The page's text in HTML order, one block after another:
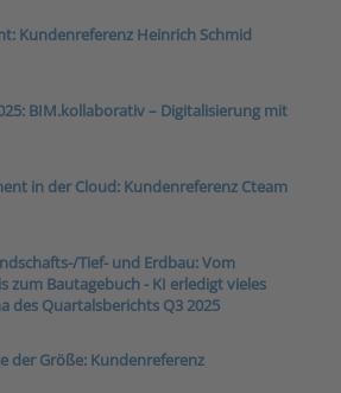
Kundenreferenz Heinrich Schmid
BIM.kollaborativ – Digitalisierung mit
in der Cloud: Kundenreferenz Cteam
Tief- und Erdbau: Vom
zum Bautagebuch - KI erledigt vieles
des Quartalsberichts Q3 2025
der Größe: Kundenreferenz